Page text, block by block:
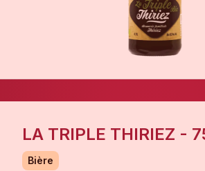
LA TRIPLE THIRIEZ -
Bière